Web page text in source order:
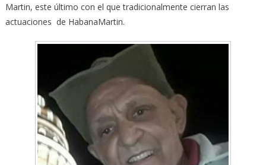
Martin, este último con el que tradicionalmente cierran las
actuaciones de HabanaMartin.